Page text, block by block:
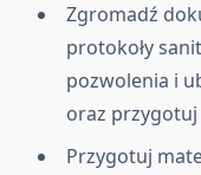
Zgromadź
protokoły
pozwolenia i
oraz
Przygotuj